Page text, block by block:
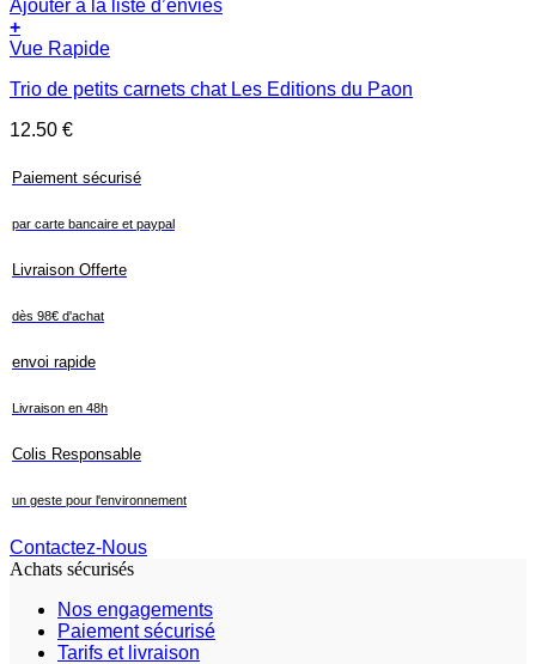
Ajouter à la liste d’envies
+
Vue Rapide
Trio de petits carnets chat Les Editions du Paon
12.50 €
Paiement sécurisé
par carte bancaire et paypal
Livraison Offerte
dès 98€ d'achat
envoi rapide
Livraison en 48h
Colis Responsable
un geste pour l'environnement
Contactez-Nous
Achats sécurisés
Nos engagements
Paiement sécurisé
Tarifs et livraison